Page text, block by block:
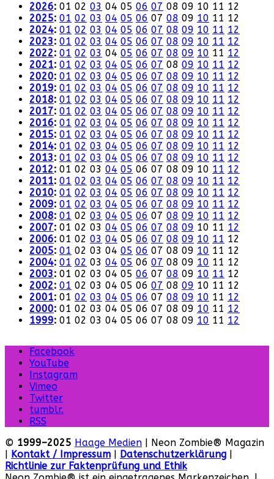
2026: 01 02 03 04 05 06 07 08 09 10 11 12
2025: 01 02 03 04 05 06 07 08 09 10 11 12
2024: 01 02 03 04 05 06 07 08 09 10 11 12
2023: 01 02 03 04 05 06 07 08 09 10 11 12
2022: 01 02 03 04 05 06 07 08 09 10 11 12
2021: 01 02 03 04 05 06 07 08 09 10 11 12
2020: 01 02 03 04 05 06 07 08 09 10 11 12
2019: 01 02 03 04 05 06 07 08 09 10 11 12
2018: 01 02 03 04 05 06 07 08 09 10 11 12
2017: 01 02 03 04 05 06 07 08 09 10 11 12
2016: 01 02 03 04 05 06 07 08 09 10 11 12
2015: 01 02 03 04 05 06 07 08 09 10 11 12
2014: 01 02 03 04 05 06 07 08 09 10 11 12
2013: 01 02 03 04 05 06 07 08 09 10 11 12
2012: 01 02 03 04 05 06 07 08 09 10 11 12
2011: 01 02 03 04 05 06 07 08 09 10 11 12
2010: 01 02 03 04 05 06 07 08 09 10 11 12
2009: 01 02 03 04 05 06 07 08 09 10 11 12
2008: 01 02 03 04 05 06 07 08 09 10 11 12
2007: 01 02 03 04 05 06 07 08 09 10 11 12
2006: 01 02 03 04 05 06 07 08 09 10 11 12
2005: 01 02 03 04 05 06 07 08 09 10 11 12
2004: 01 02 03 04 05 06 07 08 09 10 11 12
2003: 01 02 03 04 05 06 07 08 09 10 11 12
2002: 01 02 03 04 05 06 07 08 09 10 11 12
2001: 01 02 03 04 05 06 07 08 09 10 11 12
2000: 01 02 03 04 05 06 07 08 09 10 11 12
1999: 01 02 03 04 05 06 07 08 09 10 11 12
Facebook
YouTube
Instagram
Vimeo
Twitter
tumblr.
RSS
© 1999–2025 Haage Medien | Neon Zombie® Magazin
| Kontakt / Impressum | Datenschutzerklärung |
Richtlinie zur Faktenprüfung und Ethik